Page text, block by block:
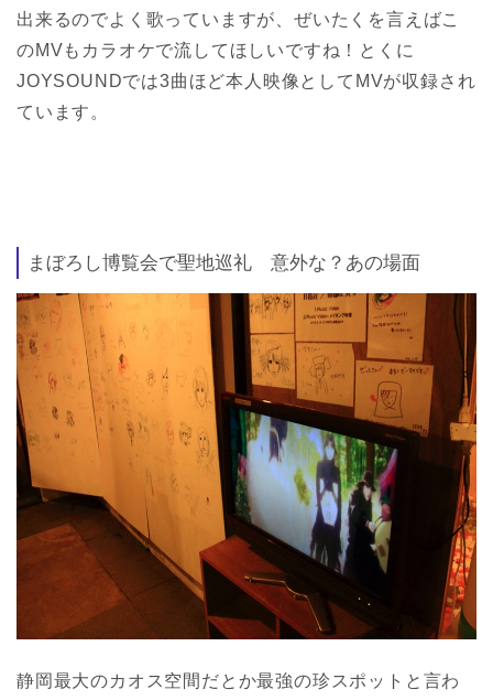
出来るのでよく歌っていますが、ぜいたくを言えばこ
のMVもカラオケで流してほしいですね！とくに
JOYSOUNDでは3曲ほど本人映像としてMVが収録され
ています。
まぼろし博覧会で聖地巡礼 意外な？あの場面
静岡最大のカオス空間だとか最強の珍スポットと言わ